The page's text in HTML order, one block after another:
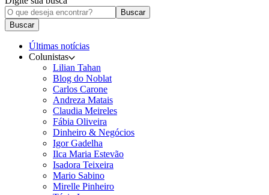
Buscar
Buscar
Últimas notícias
Colunistas
Lilian Tahan
Blog do Noblat
Carlos Carone
Andreza Matais
Claudia Meireles
Fábia Oliveira
Dinheiro & Negócios
Igor Gadelha
Ilca Maria Estevão
Isadora Teixeira
Mario Sabino
Mirelle Pinheiro